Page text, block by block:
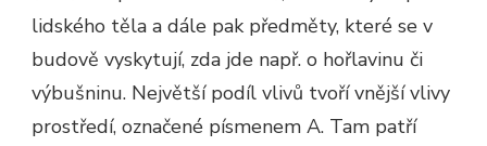
lidského těla a dále pak předměty, které se v
budově vyskytují, zda jde např. o hořlavinu či
výbušninu. Největší podíl vlivů tvoří vnější vlivy
prostředí, označené písmenem A. Tam patří